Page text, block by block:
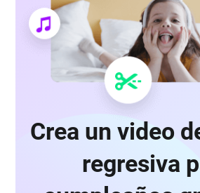
Crea un video
regresiva